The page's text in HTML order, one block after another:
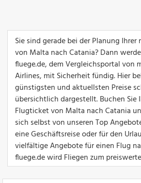
Sie sind gerade bei der Planung
von Malta nach Catania? Dann
fluege.de, dem Vergleichsportal von
Airlines, mit Sicherheit fündig. Hier
günstigsten und aktuellsten Preise
übersichtlich dargestellt. Buchen Sie
Flugticket von Malta nach Catania
sich selbst von unseren Top
eine Geschäftsreise oder für den
vielfältige Angebote für einen Flug
fluege.de wird Fliegen zum